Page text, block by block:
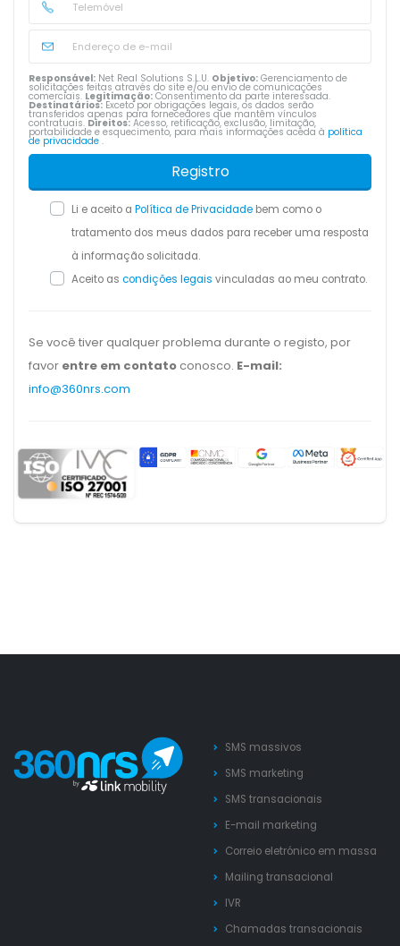
Responsável: Net Real Solutions S.L.U. Objetivo: Gerenciamento de
solicitações feitas através do site e/ou envio de comunicações
comerciais. Legitimação: Consentimento da parte interessada.
Destinatários: Exceto por obrigações legais, os dados serão
transferidos apenas para fornecedores que mantêm vínculos
contratuais. Direitos: Acesso, retificação, exclusão, limitação,
portabilidade e esquecimento, para mais informações aceda à política
de privacidade .
Registro
Li e aceito a Política de Privacidade bem como o
tratamento dos meus dados para receber uma resposta
à informação solicitada.
Aceito as condições legais vinculadas ao meu contrato.
Se você tiver qualquer problema durante o registo, por
favor entre em contato conosco. E-mail:
info@360nrs.com
SMS massivos
SMS marketing
SMS transacionais
E-mail marketing
Correio eletrónico em massa
Mailing transacional
IVR
Chamadas transacionais